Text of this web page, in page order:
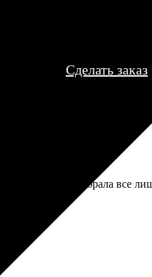
Сделать заказ
по фото убрала все